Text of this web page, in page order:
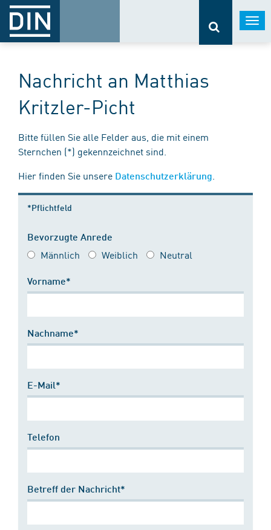
Nachricht an Matthias
Kritzler-Picht
Bitte füllen Sie alle Felder aus, die mit einem
Sternchen (*) gekennzeichnet sind.
Hier finden Sie unsere Datenschutzerklärung
*Pflichtfeld
Bevorzugte Anrede
Männlich Weiblich Neutral
Vorname*
Nachname*
E-Mail*
Telefon
Betreff der Nachricht*